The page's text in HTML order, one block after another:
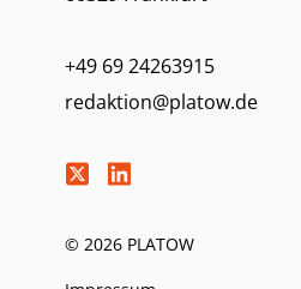
+49 69 24263915
redaktion@platow.de
© 2026 PLATOW